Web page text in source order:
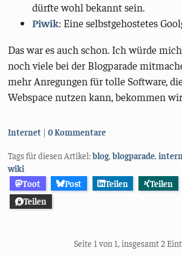
dürfte wohl bekannt sein.
Piwik: Eine selbstgehostetes
Das war es auch schon. Ich würde
noch viele bei der Blogparade
mehr Anregungen für tolle Software,
Webspace nutzen kann, bekommen
Kategorien:
Internet 0 Kommentare
Tags für diesen Artikel:blog ,blogparade ,
wiki
Toot
Post Teilen Teilen
Teilen
Seite 1 von 1, insgesamt 2